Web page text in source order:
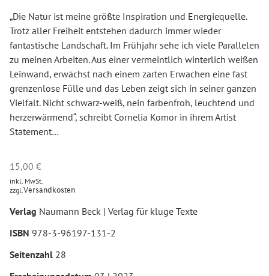
„Die Natur ist meine größte Inspiration und Energiequelle.
Trotz aller Freiheit entstehen dadurch immer wieder
fantastische Landschaft. Im Frühjahr sehe ich viele Parallelen
zu meinen Arbeiten. Aus einer vermeintlich winterlich weißen
Leinwand, erwächst nach einem zarten Erwachen eine fast
grenzenlose Fülle und das Leben zeigt sich in seiner ganzen
Vielfalt. Nicht schwarz-weiß, nein farbenfroh, leuchtend und
herzerwärmend“, schreibt Cornelia Komor in ihrem Artist
Statement…
15,00 €
inkl. MwSt.
zzgl. Versandkosten
Verlag Naumann Beck | Verlag für kluge Texte
ISBN 978-3-96197-131-2
Seitenzahl 28